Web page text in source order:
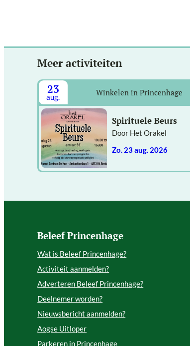
Meer activiteiten
23
aug. Winkelen in Princenhage
Spirituele Beurs
Door Het Orakel
zo. 23 aug. 2026
Beleef Princenhage
Wat is Beleef Princenhage?
Activiteit aanmelden?
Adverteren Beleef Princenhage?
Deelnemer worden?
Nieuwsbericht aanmelden?
Aogse Uitloper
Parkeren in Princenhage